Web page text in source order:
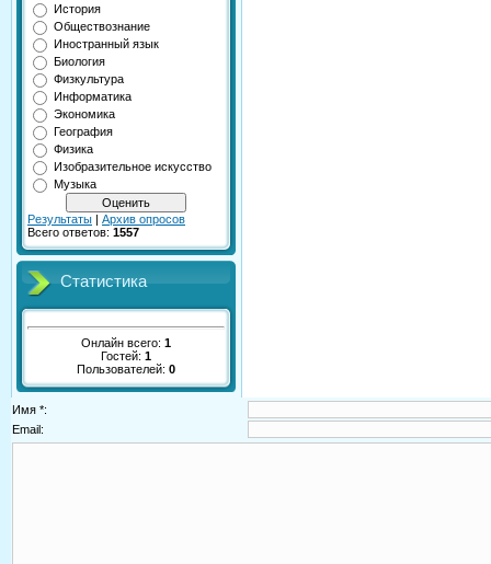
История
Обществознание
Иностранный язык
Биология
Физкультура
Информатика
Экономика
География
Физика
Изобразительное искусство
Музыка
Результаты | Архив опросов
Всего ответов: 1557
Статистика
Онлайн всего: 1
Гостей: 1
Пользователей: 0
Имя *:
Email: